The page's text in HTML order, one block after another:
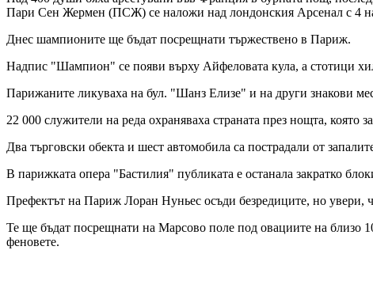
Пари Сен Жермен (ПСЖ) се наложи над лондонския Арсенал с 4
Днес шампионите ще бъдат посрещнати тържествено в Париж.
Надпис "Шампион" се появи върху Айфеловата кула, а стотици
Парижаните ликуваха на бул. "Шанз Елизе" и на други знакови
22 000 служители на реда охраняваха страната през нощта, която
Два търговски обекта и шест автомобила са пострадали от
В парижката опера "Бастилия" публиката е останала закратко
Префектът на Париж Лоран Нуньес осъди безредиците, но увери,
Те ще бъдат посрещнати на Марсово поле под овациите на близо
феновете.